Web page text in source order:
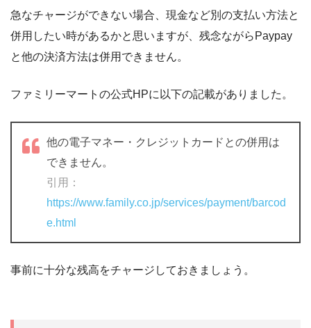
急なチャージができない場合、現金など別の支払い方法と
併用したい時があるかと思いますが、残念ながらPaypay
と他の決済方法は併用できません。
ファミリーマートの公式HPに以下の記載がありました。
他の電子マネー・クレジットカードとの併用は
できません。
引用：
https://www.family.co.jp/services/payment/barcod
e.html
事前に十分な残高をチャージしておきましょう。